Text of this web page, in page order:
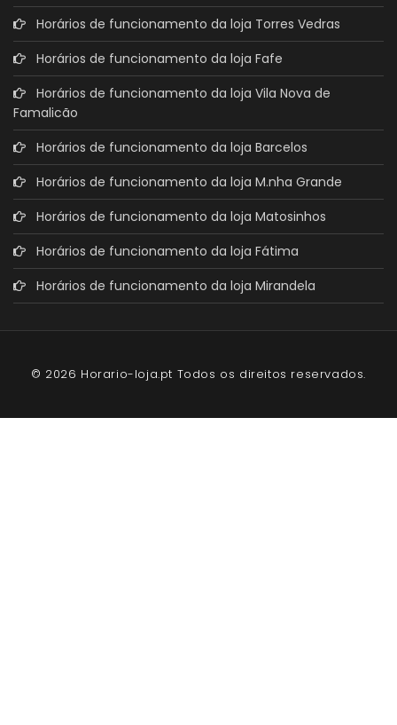
Horários de funcionamento da loja Torres Vedras
Horários de funcionamento da loja Fafe
Horários de funcionamento da loja Vila Nova de
Famalicão
Horários de funcionamento da loja Barcelos
Horários de funcionamento da loja M.nha Grande
Horários de funcionamento da loja Matosinhos
Horários de funcionamento da loja Fátima
Horários de funcionamento da loja Mirandela
© 2026 Horario-loja.pt Todos os direitos reservados.